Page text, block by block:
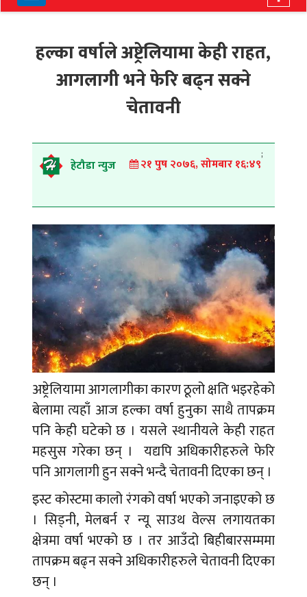
navigation
हल्का वर्षाले अष्ट्रेलियामा केही राहत,
आगलागी भने फेरि बढ्न सक्ने
चेतावनी
हेटौडा न्युज २१ पुष २०७६, सोमबार १६:४९
;
अष्ट्रेलियामा आगलागीका कारण ठूलो क्षति भइरहेको
बेलामा त्यहाँ आज हल्का वर्षा हुनुका साथै तापक्रम
पनि केही घटेको छ । यसले स्थानीयले केही राहत
महसुस गरेका छन् । यद्यपि अधिकारीहरुले फेरि
पनि आगलागी हुन सक्ने भन्दै चेतावनी दिएका छन् ।
इस्ट कोस्टमा कालो रंगको वर्षा भएको जनाइएको छ
। सिड्नी, मेलबर्न र न्यू साउथ वेल्स लगायतका
क्षेत्रमा वर्षा भएको छ । तर आउँदो बिहीबारसम्ममा
तापक्रम बढ्न सक्ने अधिकारीहरुले चेतावनी दिएका
छन् ।